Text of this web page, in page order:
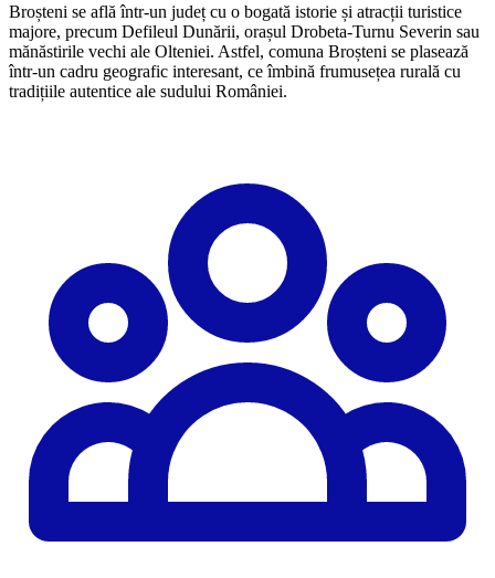
Broșteni se află într-un județ cu o bogată istorie și atracții turistice
majore, precum Defileul Dunării, orașul Drobeta-Turnu Severin sau
mănăstirile vechi ale Olteniei. Astfel, comuna Broșteni se plasează
într-un cadru geografic interesant, ce îmbină frumusețea rurală cu
tradițiile autentice ale sudului României.